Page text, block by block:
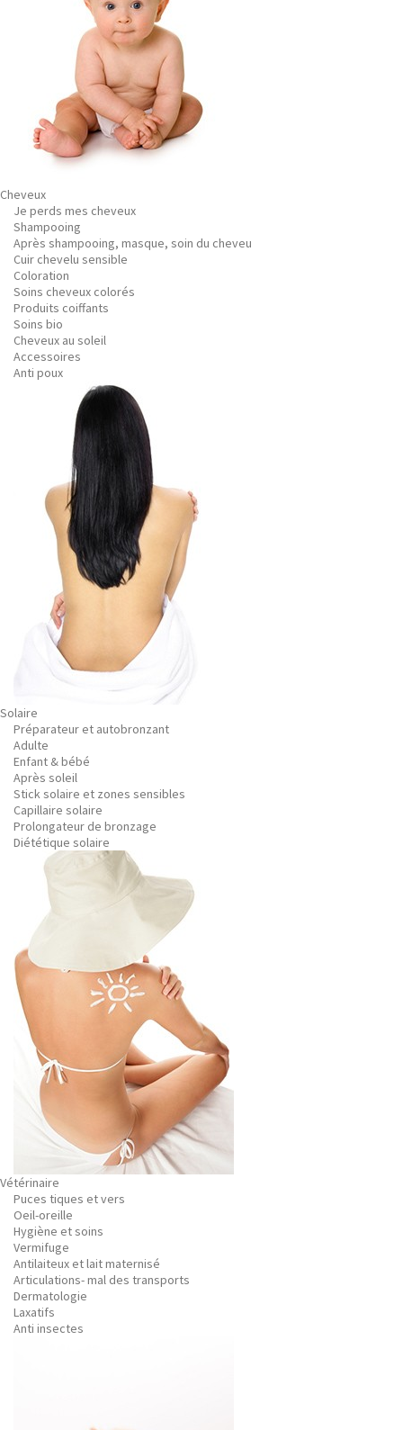
Cheveux
Je perds mes cheveux
Shampooing
Après shampooing, masque, soin du cheveu
Cuir chevelu sensible
Coloration
Soins cheveux colorés
Produits coiffants
Soins bio
Cheveux au soleil
Accessoires
Anti poux
Solaire
Préparateur et autobronzant
Adulte
Enfant & bébé
Après soleil
Stick solaire et zones sensibles
Capillaire solaire
Prolongateur de bronzage
Diététique solaire
Vétérinaire
Puces tiques et vers
Oeil-oreille
Hygiène et soins
Vermifuge
Antilaiteux et lait maternisé
Articulations- mal des transports
Dermatologie
Laxatifs
Anti insectes